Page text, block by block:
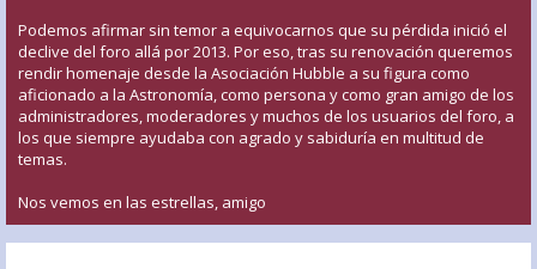
Podemos afirmar sin temor a equivocarnos que su pérdida inició el
declive del foro allá por 2013. Por eso, tras su renovación queremos
rendir homenaje desde la Asociación Hubble a su figura como
aficionado a la Astronomía, como persona y como gran amigo de los
administradores, moderadores y muchos de los usuarios del foro, a
los que siempre ayudaba con agrado y sabiduría en multitud de
temas.
Nos vemos en las estrellas, amigo